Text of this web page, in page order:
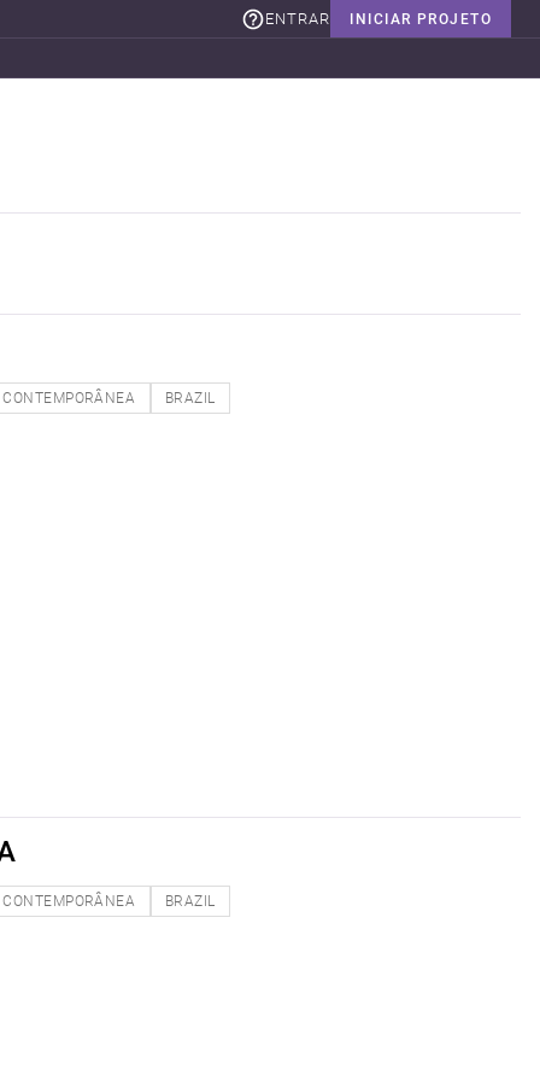
INICIAR PROJETO
ENTRAR
CONTEMPORÂNEA BRAZIL
CONTEMPORÂNEA BRAZIL